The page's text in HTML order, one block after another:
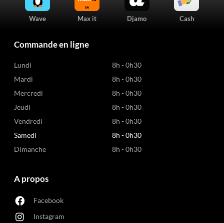
Wave Max it Djamo Cash
Commande en ligne
Lundi
8h - 0h30
Mardi
8h - 0h30
Mercredi
8h - 0h30
Jeudi
8h - 0h30
Vendredi
8h - 0h30
Samedi
8h - 0h30
Dimanche
8h - 0h30
A propos
Facebook
Instagram